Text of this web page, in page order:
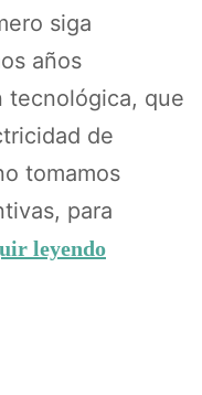
siga
años
tecnológica, que
de
tomamos
para
leyendo